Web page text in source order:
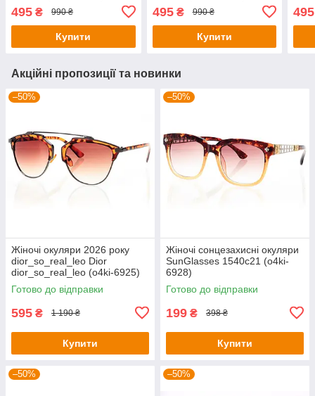
495 ₴ 990 ₴
Купити
495₴ 990 ₴
Купити
495
Акційні пропозиції та новинки
–50%
Жіночі окуляри 2026 року
dior_so_real_leo Dior
dior_so_real_leo (o4ki-6925)
Готово до відправки
595 ₴ 1 190 ₴
Купити
–50%
Жіночі сонцезахисні окуляри
SunGlasses 1540c21 (o4ki-
6928)
Готово до відправки
199 ₴ 398 ₴
Купити
–50% –50%